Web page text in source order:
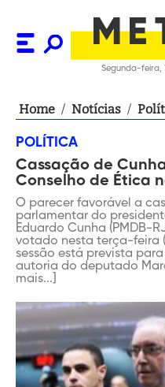
Segunda-feira,
Home / Notícias /
POLÍTICA
Cassação de
Conselho de Ética
O parecer favorável a
parlamentar do
Eduardo Cunha (PMDB-
votado nesta terça-feira
sessão está prevista
autoria do deputado
mais...]